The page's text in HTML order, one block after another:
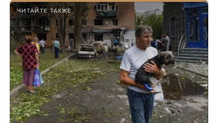
ЧИТАЙТЕ ТАКЖЕ